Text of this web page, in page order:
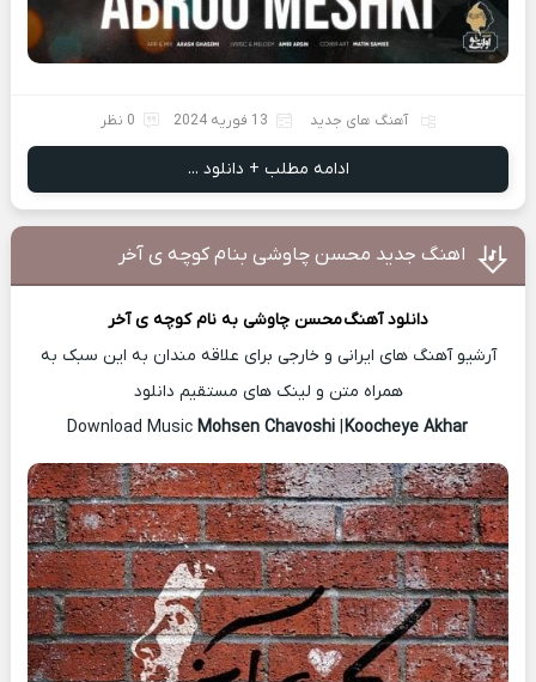
آهنگ های جدید 13 فوریه 2024 0 نظر
ادامه مطلب + دانلود ...
اهنگ جدید محسن چاوشی بنام کوچه ی آخر
دانلود آهنگمحسن چاوشی به نام کوچه ی آخر
آرشیو آهنگ های ایرانی و خارجی برای علاقه مندان به این سبک به
همراه متن و لینک های مستقیم دانلود
Mohsen Chavoshi Koocheye Akhar